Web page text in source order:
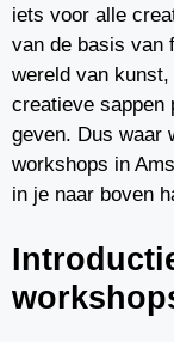
iets voor alle
van de basis van
wereld van
creatieve sappen
geven. Dus waar
workshops in
in je naar boven